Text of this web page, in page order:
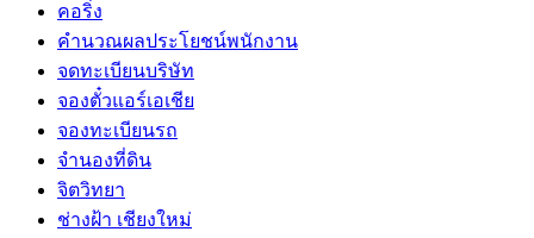
คอริ่ง
คำนวณผลประโยชน์พนักงาน
จดทะเบียนบริษัท
จองตั๋วแอร์เอเชีย
จองทะเบียนรถ
จำนองที่ดิน
จิตวิทยา
ช่างฝ้า เชียงใหม่